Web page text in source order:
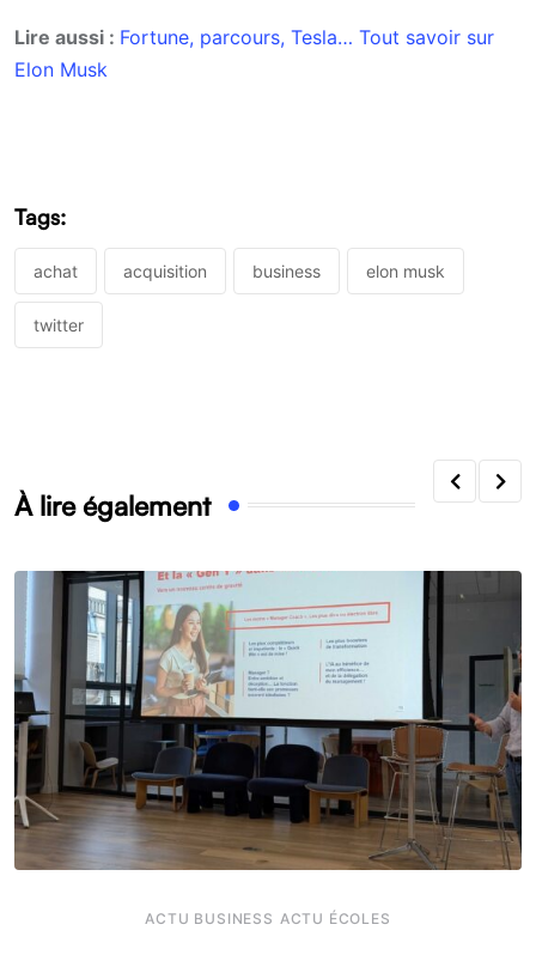
Lire aussi : Fortune, parcours, Tesla… Tout savoir sur
Elon Musk
Tags:
achat acquisition business elon musk
twitter
À lire également
ACTU BUSINESS ACTU ÉCOLES